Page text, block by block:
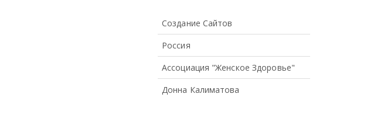
Создание Сайтов
Россия
Ассоциация "Женское Здоровье"
Донна Калиматова